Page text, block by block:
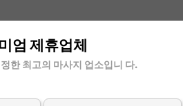
엄 제휴업체
한 최고의 마사지 업소입니 다.